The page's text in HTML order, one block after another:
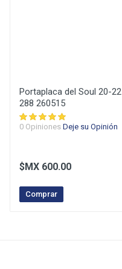
Su E-Mail
Su Comentario
Portaplaca del Soul 20-22
288 260515
0 Opiniones Deje su Opinión
$MX 600.00
Comprar